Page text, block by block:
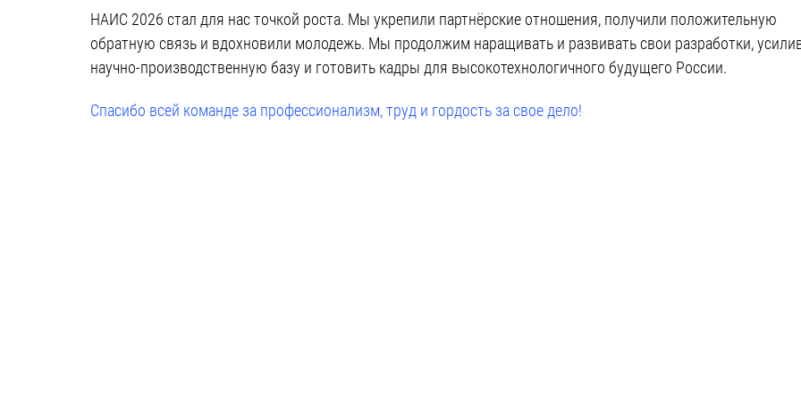
НАИС 2026 стал для нас точкой роста. Мы укрепили партнёрские отношения, получили положительную
обратную связь и вдохновили молодежь. Мы продолжим наращивать и развивать свои разработки,
научно-производственную базу и готовить кадры для высокотехнологичного будущего России.
Спасибо всей команде за профессионализм, труд и гордость за свое дело!